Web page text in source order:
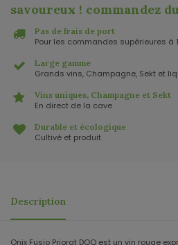
savoureux ! commandez
Pas de frais de port
Pour les commandes supérieures à
Large gamme
Grands vins, Champagne, Sekt et
Vins uniques, Champagne et Sekt
En direct de la cave
Durable et écologique
Cultivé et produit
Description
Onix Fusio Priorat DOQ est un vin rouge